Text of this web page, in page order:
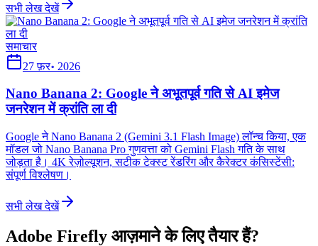
सभी लेख देखें
समाचार
27 फ़र॰ 2026
Nano Banana 2: Google ने अभूतपूर्व गति से AI इमेज
जनरेशन में क्रांति ला दी
Google ने Nano Banana 2 (Gemini 3.1 Flash Image) लॉन्च किया, एक
मॉडल जो Nano Banana Pro गुणवत्ता को Gemini Flash गति के साथ
जोड़ता है। 4K रेज़ोल्यूशन, सटीक टेक्स्ट रेंडरिंग और कैरेक्टर कंसिस्टेंसी:
संपूर्ण विश्लेषण।
सभी लेख देखें
Adobe Firefly आज़माने के लिए तैयार हैं?